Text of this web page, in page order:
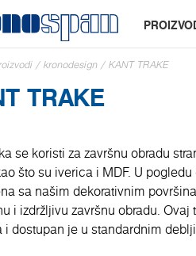
/ kronodesign / KANT TRAKE
TRAKE
se koristi za završnu obradu
što su iverica i MDF. U
sa našim dekorativnim
i izdržljivu završnu obradu.
i dostupan je u standardnim